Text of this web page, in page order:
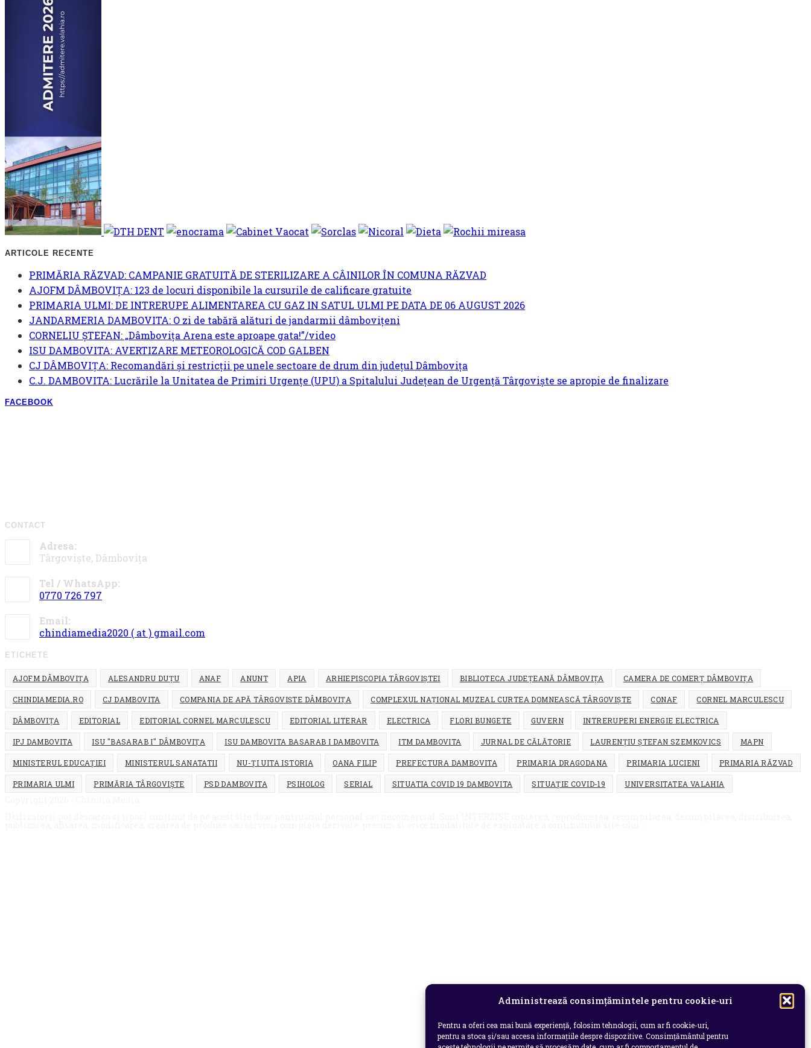
Administrează consimțămintele pentru cookie-uri
Pentru a oferi cea mai bună experiență, folosim tehnologii, cum ar fi cookie-uri,
pentru a stoca și/sau accesa informațiile despre dispozitive. Consimțământul pentru
ARTICOLE RECENTE
PRIMĂRIA RĂZVAD: CAMPANIE GRATUITĂ DE STERILIZARE A CÂINILOR ÎN COMUNA RĂZVAD
AJOFM DÂMBOVIȚA: 123 de locuri disponibile la cursurile de calificare gratuite
PRIMARIA ULMI: DE INTRERUPE ALIMENTAREA CU GAZ IN SATUL ULMI PE DATA DE 06 AUGUST 2026
JANDARMERIA DAMBOVITA: O zi de tabără alături de jandarmii dâmbovițeni
CORNELIU ȘTEFAN: „Dâmbovița Arena este aproape gata!”/video
ISU DAMBOVITA: AVERTIZARE METEOROLOGICĂ COD GALBEN
CJ DÂMBOVIȚA: Recomandări și restricții pe unele sectoare de drum din județul Dâmbovița
C.J. DAMBOVITA: Lucrările la Unitatea de Primiri Urgențe (UPU) a Spitalului Județean de Urgență Târgoviște se apropie de finalizare
FACEBOOK
CONTACT
Adresa:
Târgoviște, Dâmbovița
Tel / WhatsApp:
0770 726 797
in
your
application
Email:
chindiamedia2020 ( at ) gmail.com
ETICHETE
AJOFM DÂMBOVIȚA ALESANDRU DUȚU ANAF ANUNT APIA ARHIEPISCOPIA TÂRGOVIȘTEI BIBLIOTECA JUDEȚEANĂ DÂMBOVIȚA CAMERA DE COMERȚ DÂMBOVIȚA
CHINDIAMEDIA.RO CJ DAMBOVITA COMPANIA DE APĂ TÂRGOVIȘTE DÂMBOVIȚA COMPLEXUL NAȚIONAL MUZEAL CURTEA DOMNEASCĂ TÂRGOVIȘTE CONAF CORNEL MARCULESCU
DÂMBOVIȚA EDITORIAL EDITORIAL CORNEL MARCULESCU EDITORIAL LITERAR ELECTRICA FLORI BUNGETE GUVERN INTRERUPERI ENERGIE ELECTRICA
IPJ DAMBOVITA ISU "BASARAB I" DÂMBOVIȚA ISU DAMBOVITA BASARAB I DAMBOVITA ITM DAMBOVITA JURNAL DE CĂLĂTORIE LAURENȚIU ȘTEFAN SZEMKOVICS MAPN
MINISTERUL EDUCAȚIEI MINISTERUL SANATATII NU-ȚI UITA ISTORIA OANA FILIP PREFECTURA DAMBOVITA PRIMARIA DRAGODANA PRIMARIA LUCIENI PRIMARIA RĂZVAD
PRIMARIA ULMI PRIMĂRIA TÂRGOVIȘTE PSD DAMBOVITA PSIHOLOG SERIAL SITUATIA COVID 19 DAMBOVITA SITUAȚIE COVID-19 UNIVERSITATEA VALAHIA